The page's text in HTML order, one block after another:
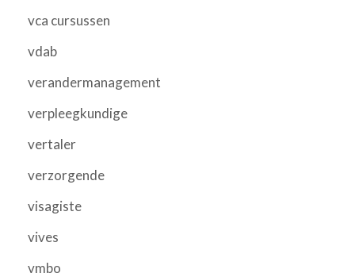
vca cursussen
vdab
verandermanagement
verpleegkundige
vertaler
verzorgende
visagiste
vives
vmbo